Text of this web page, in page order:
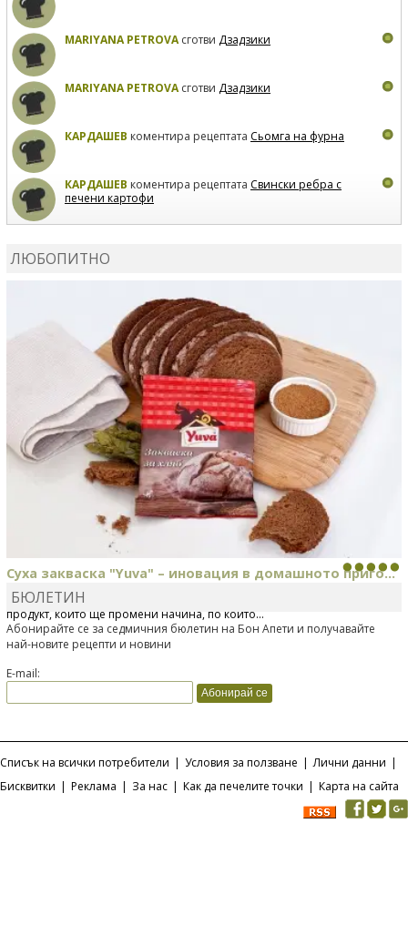
MARIYANA PETROVAсготви Дзадзики
MARIYANA PETROVAсготви Дзадзики
КАРДАШЕВ коментира рецептата Сьомга на фурна
КАРДАШЕВ коментира рецептата Свински ребра с
печени картофи
ЛЮБОПИТНО
Суха закваска "Yuva" – иновация в домашното приго...
Отскоро Лесафр България стартира предлагането на изцяло нов
продукт, който ще промени начина, по който...
БЮЛЕТИН
Абонирайте се за седмичния бюлетин на Бон Апети и получавайте
най-новите рецепти и новини
E-mail:
Списък на всички потребители | Условия за ползване | Лични данни |
Бисквитки | Реклама | За нас | Как да печелите точки | Карта на сайта